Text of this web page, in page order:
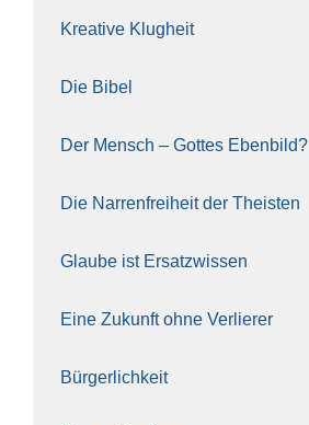
Krea­ti­ve Klug­heit
Die Bibel
Der Mensch – Got­tes Eben­bild?
Die Nar­ren­frei­heit der The­is­ten
Glau­be ist Ersatz­wis­sen
Eine Zukunft ohne Ver­lie­rer
Bür­ger­lich­keit